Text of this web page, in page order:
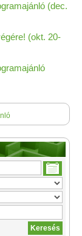
(dec.
(okt. 20-